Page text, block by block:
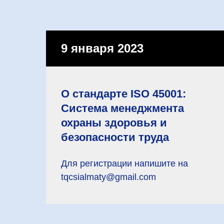
9 января 2023
О стандарте ISO 45001:
Система менеджмента
охраны здоровья и
безопасности труда
Для регистрации напишите на
tqcsialmaty@gmail.com